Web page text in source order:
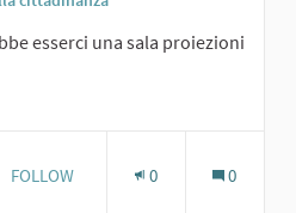
esserci una sala proiezioni
8 FOLLOWERS
FOLLOW 0 0